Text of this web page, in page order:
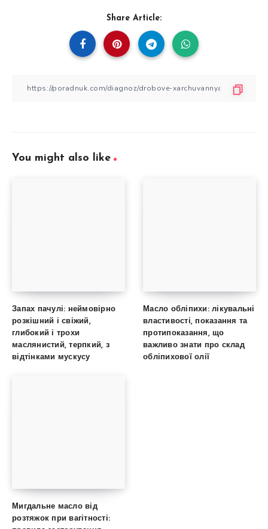
Share Article:
You might also like
Запах пачулі: неймовірно
розкішний і свіжий,
глибокий і трохи
маслянистий, терпкий, з
відтінками мускусу
Масло обліпихи: лікувальні
властивості, показання та
протипоказання, що
важливо знати про склад
обліпихової олії
Мигдальне масло від
розтяжок при вагітності: